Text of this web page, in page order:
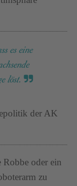
es eine
löst.
der AK
Robbe oder ein
zu